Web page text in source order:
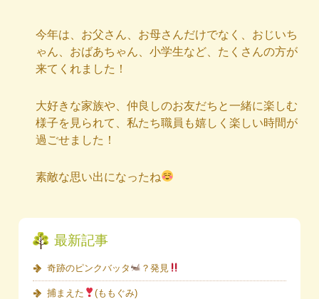
今年は、お父さん、お母さんだけでなく、おじいち
ゃん、おばあちゃん、小学生など、たくさんの方が
来てくれました！
大好きな家族や、仲良しのお友だちと一緒に楽しむ
様子を見られて、私たち職員も嬉しく楽しい時間が
過ごせました！
素敵な思い出になったね
最新記事
奇跡のピンクバッタ ？発見
捕まえた (ももぐみ)